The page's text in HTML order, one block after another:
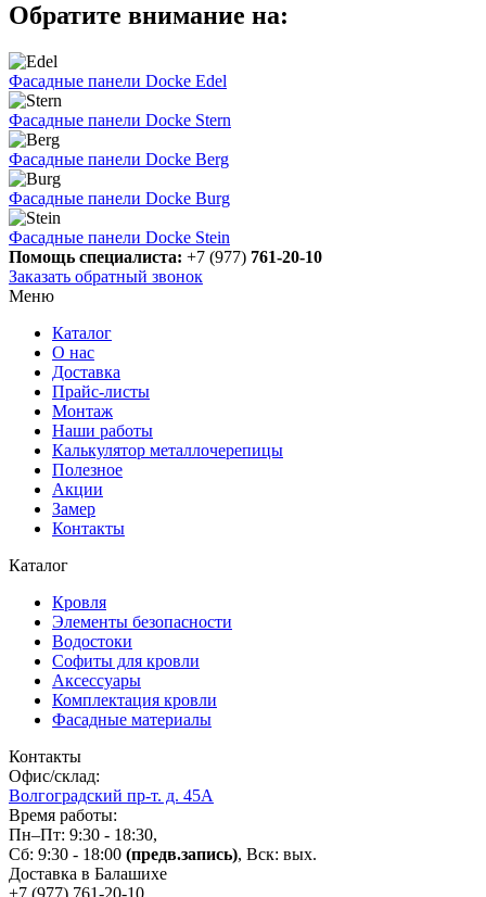
Обратите внимание на:
Фасадные панели Docke Edel
Фасадные панели Docke Stern
Фасадные панели Docke Berg
Фасадные панели Docke Burg
Фасадные панели Docke Stein
Помощь специалиста: +7 (977) 761-20-10
Заказать обратный звонок
Меню
Каталог
О нас
Доставка
Прайс-листы
Монтаж
Наши работы
Калькулятор металлочерепицы
Полезное
Акции
Замер
Контакты
Каталог
Кровля
Элементы безопасности
Водостоки
Софиты для кровли
Аксессуары
Комплектация кровли
Фасадные материалы
Контакты
Офис/склад:
Волгоградский пр-т. д. 45А
Время работы:
Пн–Пт: 9:30 - 18:30,
Сб: 9:30 - 18:00 (предв.запись), Вск: вых.
Доставка в Балашихе